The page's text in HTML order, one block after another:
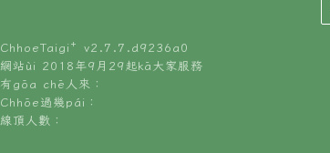
ChhoeTaigi⁺ v2.7.7.d9236a0
網站ùi 2018年9月29起kā大家服務
有gōa chē人來：
Chhōe過幾pái：
線頂人數：